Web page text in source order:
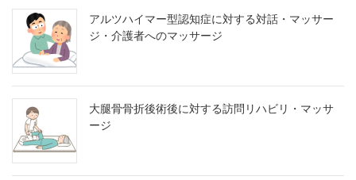
アルツハイマー型認知症に対する対話・マッサー
ジ・介護者へのマッサージ
大腿骨骨折後術後に対する訪問リハビリ・マッサ
ージ